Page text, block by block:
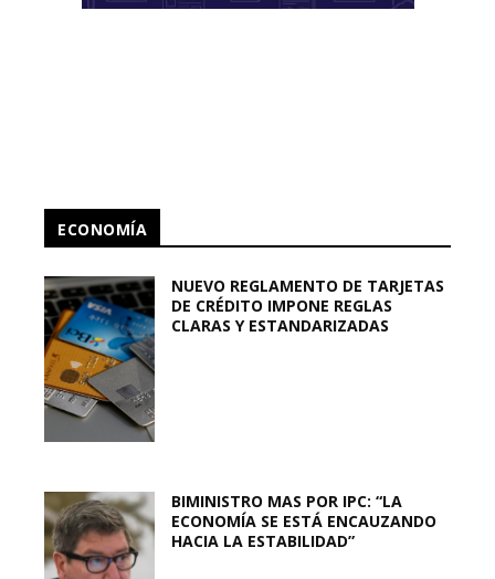
ECONOMÍA
NUEVO REGLAMENTO DE TARJETAS
DE CRÉDITO IMPONE REGLAS
CLARAS Y ESTANDARIZADAS
BIMINISTRO MAS POR IPC: “LA
ECONOMÍA SE ESTÁ ENCAUZANDO
HACIA LA ESTABILIDAD”